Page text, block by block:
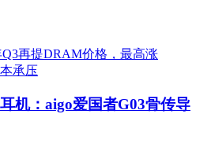
机：aigo爱国者G03骨传导